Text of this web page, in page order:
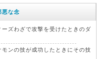
悪な念
ズわざで攻撃を受けたときのダ
ンの技が成功したときにその技